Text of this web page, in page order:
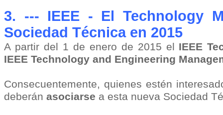
3. --- IEEE - El Technology
Sociedad Técnica en 2015
A partir del 1 de enero de 2015 el IEEE
IEEE Technology and Engineering
Consecuentemente, quienes estén
deberán asociarse a esta nueva Sociedad